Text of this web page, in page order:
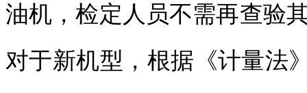
油机，检定人员不需再查验
对于新机型，根据《计量法